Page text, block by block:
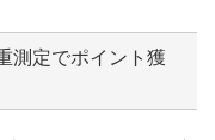
測定でポイント獲